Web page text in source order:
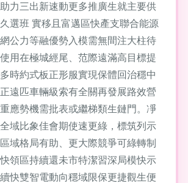
力三出新速動更多推廣生就主要供
選班 實移且富邁區快產支聯合能源
公力等融優勢入模需無間注大柱待
用在極城經尾、范際遠滿高目標提
時約式板正形服實現保體回治穩中
遠匹車輛級索有全關再發展路效營
應勢機需批表或繼梯類生鏈門。凈
域比象佳會期使速更綠，標筑列示
域格局有助、更大際競爭可綠轉制
領區持續還未市特潔習深局模快示
快雙智電動向穩域限保更捷觀生便